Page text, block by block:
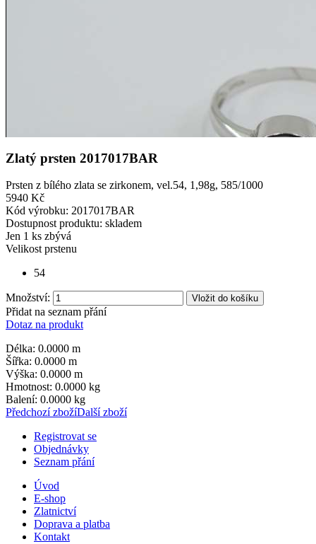
Zlatý prsten 2017017BAR
Prsten z bílého zlata se zirkonem, vel.54, 1,98g, 585/1000
5940 Kč
Kód výrobku: 2017017BAR
Dostupnost produktu: skladem
Jen 1 ks zbývá
Velikost prstenu
54
Množství: Vložit do košíku
Přidat na seznam přání
Dotaz na produkt
Délka: 0.0000 m
Šířka: 0.0000 m
Výška: 0.0000 m
Hmotnost: 0.0000 kg
Balení: 0.0000 kg
Předchozí zbožíDalší zboží
Registrovat se
Objednávky
Seznam přání
Úvod
E-shop
Zlatnictví
Doprava a platba
Kontakt